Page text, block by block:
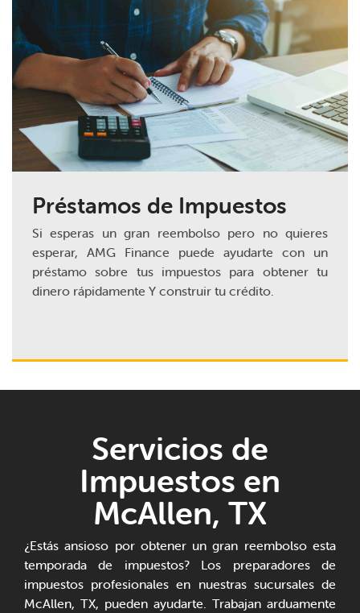
Préstamos de Impuestos
Si esperas un gran reembolso pero no quieres
esperar, AMG Finance puede ayudarte con un
préstamo sobre tus impuestos para obtener tu
dinero rápidamente Y construir tu crédito.
Servicios de
Impuestos en
McAllen, TX
¿Estás ansioso por obtener un gran reembolso esta
temporada de impuestos? Los preparadores de
impuestos profesionales en nuestras sucursales de
McAllen, TX, pueden ayudarte. Trabajan arduamente